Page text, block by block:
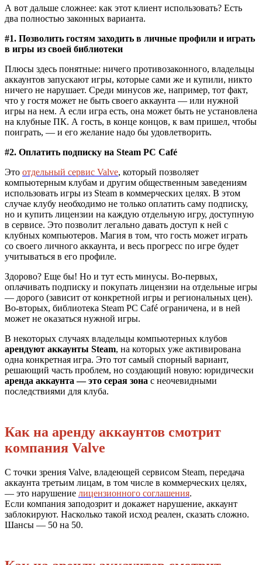
А вот дальше сложнее: как этот клиент использовать? Есть
два полностью законных варианта.
#1. Позволить гостям заходить в личные профили и играть
в игры из своей библиотеки
Плюсы здесь понятные: ничего противозаконного, владельцы
аккаунтов запускают игры, которые сами же и купили, никто
ничего не нарушает. Среди минусов же, например, тот факт,
что у гостя может не быть своего аккаунта — или нужной
игры на нем. А если игра есть, она может быть не установлена
на клубные ПК. А гость, в конце концов, к вам пришел, чтобы
поиграть, — и его желание надо бы удовлетворить.
#2. Оплатить подписку на Steam PC Café
Это отдельный сервис Valve, который позволяет
компьютерным клубам и другим общественным заведениям
использовать игры из Steam в коммерческих целях. В этом
случае клубу необходимо не только оплатить саму подписку,
но и купить лицензии на каждую отдельную игру, доступную
в сервисе. Это позволит легально давать доступ к ней с
клубных компьютеров. Магия в том, что гость может играть
со своего личного аккаунта, и весь прогресс по игре будет
учитываться в его профиле.
Здорово? Еще бы! Но и тут есть минусы. Во-первых,
оплачивать подписку и покупать лицензии на отдельные игры
— дорого (зависит от конкретной игры и региональных цен).
Во-вторых, библиотека Steam PC Café ограничена, и в ней
может не оказаться нужной игры.
В некоторых случаях владельцы компьютерных клубов
арендуют аккаунты Steam, на которых уже активирована
одна конкретная игра. Это тот самый спорный вариант,
решающий часть проблем, но создающий новую: юридически
аренда аккаунта — это серая зона с неочевидными
последствиями для клуба.
Как на аренду аккаунтов смотрит
компания Valve
С точки зрения Valve, владеющей сервисом Steam, передача
аккаунта третьим лицам, в том числе в коммерческих целях,
— это нарушение лицензионного соглашения.
Если компания заподозрит и докажет нарушение, аккаунт
заблокируют. Насколько такой исход реален, сказать сложно.
Шансы — 50 на 50.